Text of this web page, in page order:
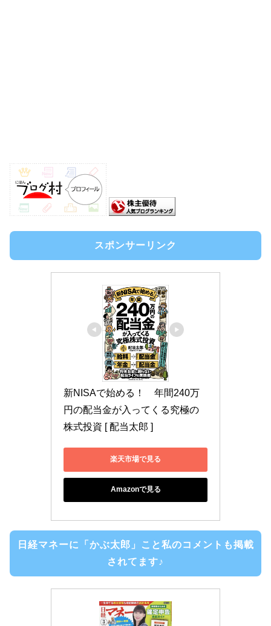
スポンサーリンク
新NISAで始める！　年間240万
円の配当金が入ってくる究極の
株式投資 [ 配当太郎 ]
楽天市場で見る
Amazonで見る
日経マネーに「かぶ太郎」こと私のコメントも掲載
されてます♪